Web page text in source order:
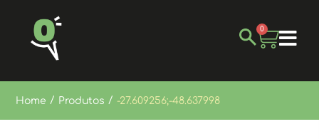
0
Home / Produtos / -27.609256;-48.637998